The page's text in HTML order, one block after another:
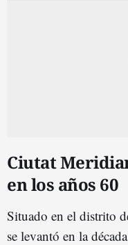
Ciutat
en los años 60
Situado en el distrito
se levantó en la